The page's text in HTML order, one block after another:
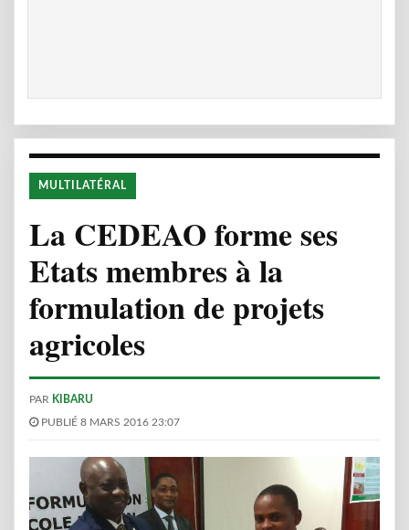
MULTILATÉRAL
La CEDEAO forme ses
Etats membres à la
formulation de projets
agricoles
PAR KIBARU
PUBLIÉ 8 MARS 2016 23:07